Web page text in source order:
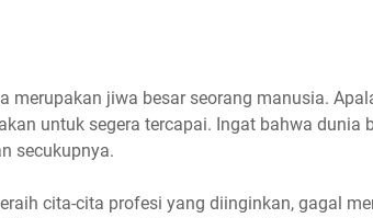
merupakan jiwa besar seorang manusia.
untuk segera tercapai. Ingat bahwa dunia
secukupnya.
cita-cita profesi yang diinginkan, gagal